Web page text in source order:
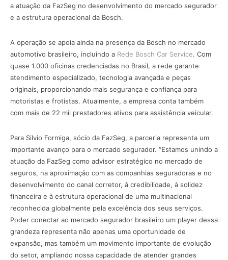
a atuação da FazSeg no desenvolvimento do mercado segurador
e a estrutura operacional da Bosch.
A operação se apoia ainda na presença da Bosch no mercado
automotivo brasileiro, incluindo a Rede Bosch Car Service. Com
quase 1.000 oficinas credenciadas no Brasil, a rede garante
atendimento especializado, tecnologia avançada e peças
originais, proporcionando mais segurança e confiança para
motoristas e frotistas. Atualmente, a empresa conta também
com mais de 22 mil prestadores ativos para assistência veicular.
Para Silvio Formiga, sócio da FazSeg, a parceria representa um
importante avanço para o mercado segurador. “Estamos unindo a
atuação da FazSeg como advisor estratégico no mercado de
seguros, na aproximação com as companhias seguradoras e no
desenvolvimento do canal corretor, à credibilidade, à solidez
financeira e à estrutura operacional de uma multinacional
reconhecida globalmente pela excelência dos seus serviços.
Poder conectar ao mercado segurador brasileiro um player dessa
grandeza representa não apenas uma oportunidade de
expansão, mas também um movimento importante de evolução
do setor, ampliando nossa capacidade de atender grandes